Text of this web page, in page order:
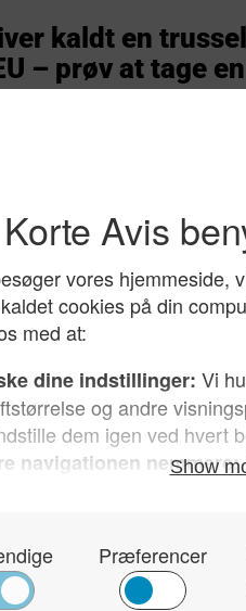
kaldt en
– prøv at tage
over
finde sig i
i Schweiz